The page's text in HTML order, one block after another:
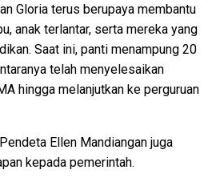
Gloria terus berupaya membantu
anak terlantar, serta mereka yang
Saat ini, panti menampung 20
telah menyelesaikan
hingga melanjutkan ke perguruan
Ellen Mandiangan juga
kepada pemerintah.